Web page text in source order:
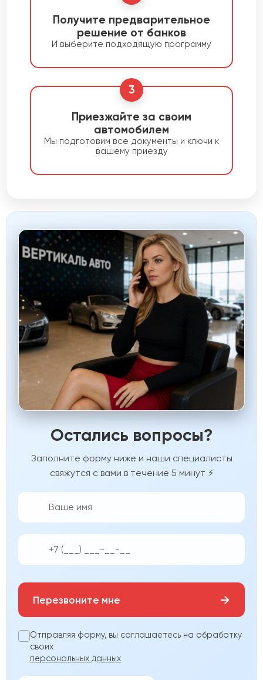
Получите предварительное
решение от банков
И выберите подходящую программу
3
Приезжайте за своим
автомобилем
Мы подготовим все документы и ключи к
вашему приезду
Остались вопросы?
Заполните форму ниже и наши специалисты
свяжутся с вами в течение 5 минут ⚡
Перезвоните мне →
Отправляя форму, вы соглашаетесь на обработку
своих
персональных данных